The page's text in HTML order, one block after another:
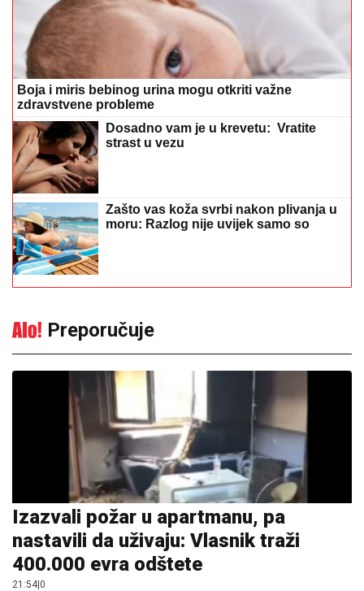
Boja i miris bebinog urina mogu otkriti važne
zdravstvene probleme
Dosadno vam je u krevetu: Vratite
strast u vezu
Zašto vas koža svrbi nakon plivanja u
moru: Razlog nije uvijek samo so
Preporučuje
Izazvali požar u apartmanu, pa
nastavili da uživaju: Vlasnik traži
400.000 evra odštete
21:54 0